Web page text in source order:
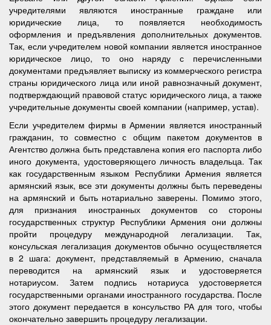
учредителями являются иностранные граждане или
юридические лица, то появляется необходимость
оформления и предъявления дополнительных документов.
Так, если учредителем новой компании является иностранное
юридическое лицо, то оно наряду с перечисленными
документами предъявляет выписку из коммерческого регистра
страны юридического лица или иной равнозначный документ,
подтверждающий правовой статус юридического лица, а также
учредительные документы своей компании (например, устав).
Если учредителем фирмы в Армении является иностранный
гражданин, то совместно с общим пакетом документов в
Агентство должна быть представлена копия его паспорта либо
иного документа, удостоверяющего личность владельца. Так
как государственным языком Республики Армения является
армянский язык, все эти документы должны быть переведены
на армянский и быть нотариально заверены. Помимо этого,
для признания иностранных документов со стороны
государственных структур Республики Армения они должны
пройти процедуру международной легализации. Так,
консульская легализация документов обычно осуществляется
в 2 шага: документ, представляемый в Армению, сначала
переводится на армянский язык и удостоверяется
нотариусом. Затем подпись нотариуса удостоверяется
государственными органами иностранного государства. После
этого документ передается в консульство РА для того, чтобы
окончательно завершить процедуру легализации.